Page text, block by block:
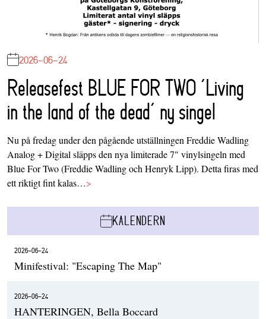
2026-06-24
Releasefest BLUE FOR TWO ‘Living
in the land of the dead’ ny singel
Nu på fredag under den pågående utställningen Freddie Wadling
Analog + Digital släpps den nya limiterade 7" vinylsingeln med
Blue For Two (Freddie Wadling och Henryk Lipp). Detta firas med
ett riktigt fint kalas…>
KALENDERN
2026-06-24
Minifestival: "Escaping The Map"
2026-06-24
HANTERINGEN, Bella Boccard